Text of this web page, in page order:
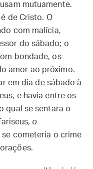
mutuamente.
de Cristo. O
com malícia,
do sábado; o
bondade, os
amor ao próximo.
em dia de sábado à
e havia entre os
qual se sentara o
o
cometeria o crime